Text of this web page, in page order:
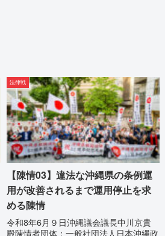
法律戦
【陳情03】違法な沖縄県の条例運
用が改善されるまで運用停止を求
める陳情
令和8年6月９日沖縄議会議長中川京貴
殿陳情者団体：一般社団法人日本沖縄政